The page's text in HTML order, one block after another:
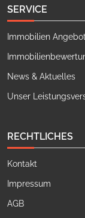
SERVICE
Immobilien
News & Aktuelles
Unser
RECHTLICHES
Kontakt
Impressum
AGB